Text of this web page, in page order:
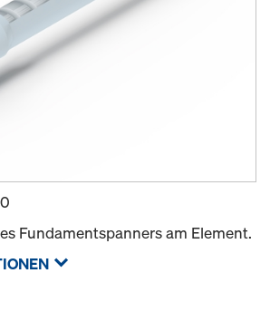
Fundamentspanners am Element.